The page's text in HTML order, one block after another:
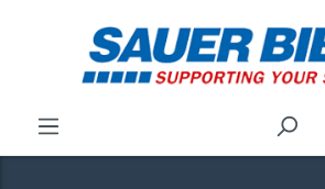
springen